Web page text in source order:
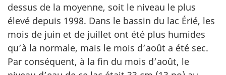
dessus de la moyenne, soit le niveau le plus
élevé depuis 1998. Dans le bassin du lac Érié, les
mois de juin et de juillet ont été plus humides
qu’à la normale, mais le mois d’août a été sec.
Par conséquent, à la fin du mois d’août, le